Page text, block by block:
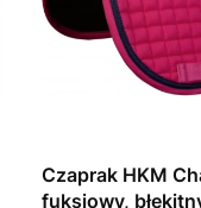
Czaprak HKM
fuksjowy,